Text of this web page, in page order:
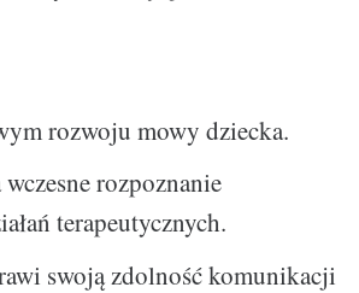
rozwoju mowy dziecka.
rozpoznanie
terapeutycznych.
swoją zdolność komunikacji